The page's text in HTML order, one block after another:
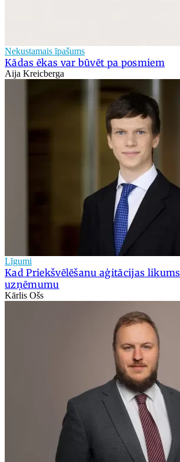
Nekustamais īpašums
Kādas ēkas var būvēt pa posmiem
Aija Kreicberga
Līgumi
Kad Priekšvēlēšanu aģitācijas
uzņēmumu
Kārlis Ošs